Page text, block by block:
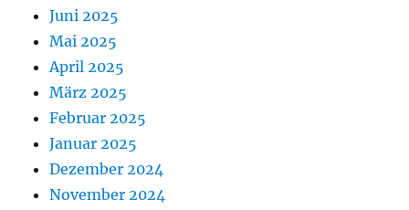
Juni 2025
Mai 2025
April 2025
März 2025
Februar 2025
Januar 2025
Dezember 2024
November 2024